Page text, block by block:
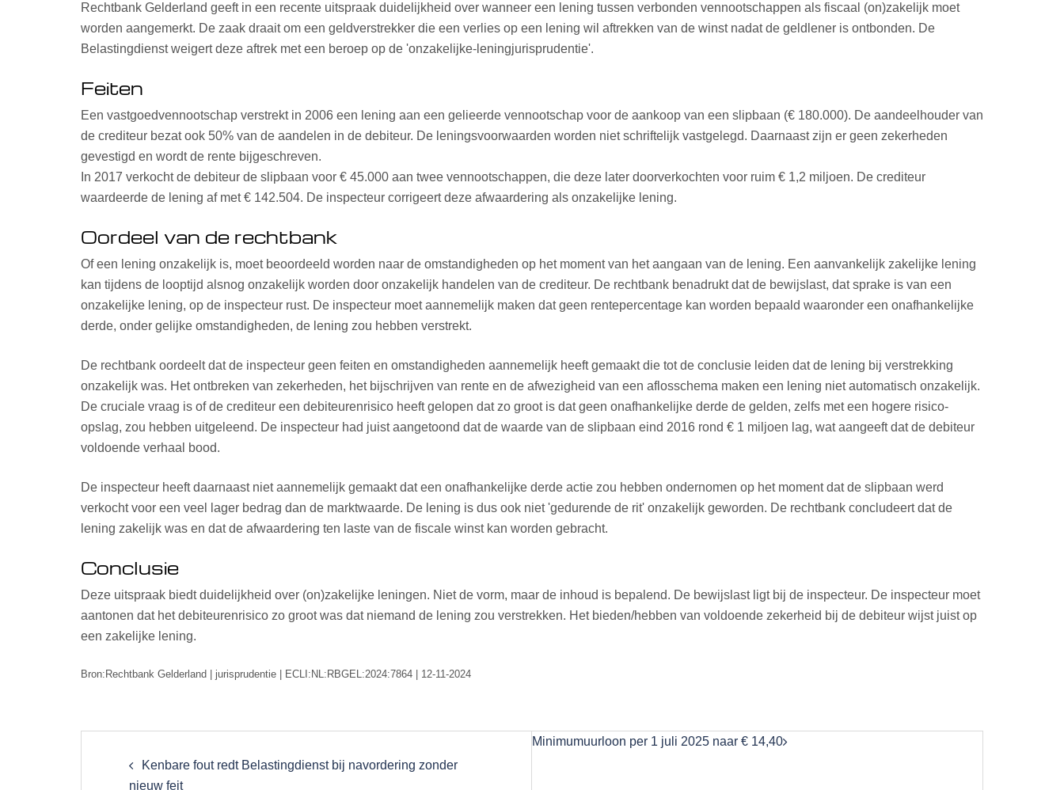
Rechtbank Gelderland geeft in een recente uitspraak duidelijkheid over wanneer een lening tussen verbonden vennootschappen als fiscaal (on)zakelijk moet
worden aangemerkt. De zaak draait om een geldverstrekker die een verlies op een lening wil aftrekken van de winst nadat de geldlener is ontbonden. De
Belastingdienst weigert deze aftrek met een beroep op de 'onzakelijke-leningjurisprudentie'.
Feiten
Een vastgoedvennootschap verstrekt in 2006 een lening aan een gelieerde vennootschap voor de aankoop van een slipbaan (€ 180.000). De aandeelhouder van
de crediteur bezat ook 50% van de aandelen in de debiteur. De leningsvoorwaarden worden niet schriftelijk vastgelegd. Daarnaast zijn er geen zekerheden
gevestigd en wordt de rente bijgeschreven.
In 2017 verkocht de debiteur de slipbaan voor € 45.000 aan twee vennootschappen, die deze later doorverkochten voor ruim € 1,2 miljoen. De crediteur
waardeerde de lening af met € 142.504. De inspecteur corrigeert deze afwaardering als onzakelijke lening.
Oordeel van de rechtbank
Of een lening onzakelijk is, moet beoordeeld worden naar de omstandigheden op het moment van het aangaan van de lening. Een aanvankelijk zakelijke lening
kan tijdens de looptijd alsnog onzakelijk worden door onzakelijk handelen van de crediteur. De rechtbank benadrukt dat de bewijslast, dat sprake is van een
onzakelijke lening, op de inspecteur rust. De inspecteur moet aannemelijk maken dat geen rentepercentage kan worden bepaald waaronder een onafhankelijke
derde, onder gelijke omstandigheden, de lening zou hebben verstrekt.
De rechtbank oordeelt dat de inspecteur geen feiten en omstandigheden aannemelijk heeft gemaakt die tot de conclusie leiden dat de lening bij verstrekking
onzakelijk was. Het ontbreken van zekerheden, het bijschrijven van rente en de afwezigheid van een aflosschema maken een lening niet automatisch onzakelijk.
De cruciale vraag is of de crediteur een debiteurenrisico heeft gelopen dat zo groot is dat geen onafhankelijke derde de gelden, zelfs met een hogere risico-
opslag, zou hebben uitgeleend. De inspecteur had juist aangetoond dat de waarde van de slipbaan eind 2016 rond € 1 miljoen lag, wat aangeeft dat de debiteur
voldoende verhaal bood.
De inspecteur heeft daarnaast niet aannemelijk gemaakt dat een onafhankelijke derde actie zou hebben ondernomen op het moment dat de slipbaan werd
verkocht voor een veel lager bedrag dan de marktwaarde. De lening is dus ook niet 'gedurende de rit' onzakelijk geworden. De rechtbank concludeert dat de
lening zakelijk was en dat de afwaardering ten laste van de fiscale winst kan worden gebracht.
Conclusie
Deze uitspraak biedt duidelijkheid over (on)zakelijke leningen. Niet de vorm, maar de inhoud is bepalend. De bewijslast ligt bij de inspecteur. De inspecteur moet
aantonen dat het debiteurenrisico zo groot was dat niemand de lening zou verstrekken. Het bieden/hebben van voldoende zekerheid bij de debiteur wijst juist op
een zakelijke lening.
Bron:Rechtbank Gelderland | jurisprudentie | ECLI:NL:RBGEL:2024:7864 | 12-11-2024
navigation
Kenbare fout redt Belastingdienst bij navordering zonder
nieuw feit
Minimumuurloon per 1 juli 2025 naar € 14,40